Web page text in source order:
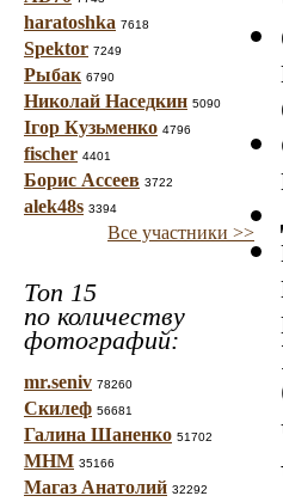
haratoshka 7618
Spektor 7249
Рыбак 6790
Николай Наседкин 5090
Ігор Кузьменко 4796
fischer 4401
Борис Ассеев 3722
alek48s 3394
Все участники >>
Топ 15
по количеству
фотографий:
mr.seniv 78260
Скилеф 56681
Галина Шаненко 51702
МНМ 35166
Магаз Анатолий 32292